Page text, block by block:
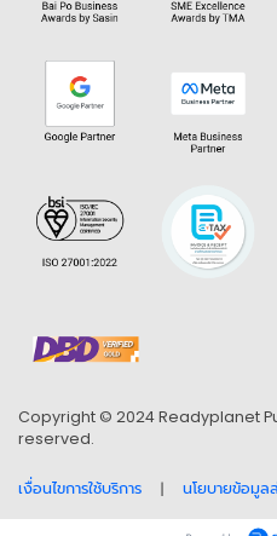
Copyright © 2024 Readyplanet
reserved.
เงื่อนไขการใช้บริการ | นโยบายข้อมู